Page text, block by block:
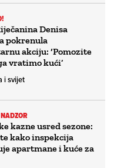
Denisa
pokrenula
akciju: ‘Pomozite
vratimo kući’
i svijet
kazne usred sezone:
kako inspekcija
apartmane i kuće za